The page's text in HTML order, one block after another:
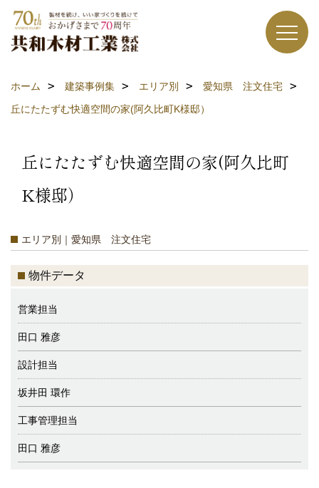
ホーム 建築事例集 エリア別
愛知県 注文住宅
丘にたたずむ快適空間の家(阿久比町K様邸）
丘にたたずむ快適空間の家(阿久比町
K様邸）
エリア別｜愛知県 注文住宅
物件データ
営業担当
田口 雅彦
設計担当
坂井田 環作
工事管理担当
田口 雅彦